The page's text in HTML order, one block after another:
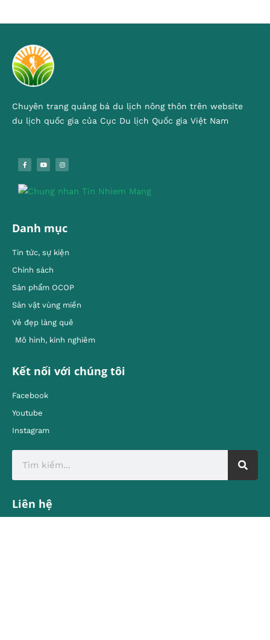
Chuyên trang quảng bá du lịch nông thôn trên website
du lịch quốc gia của Cục Du lịch Quốc gia Việt Nam
Danh mục
Tin tức, sự kiện
Chính sách
Sản phẩm OCOP
Sản vật vùng miền
Vẻ đẹp làng quê
Mô hình, kinh nghiêm
Kết nối với chúng tôi
Facebook
Youtube
Instagram
Liên hệ